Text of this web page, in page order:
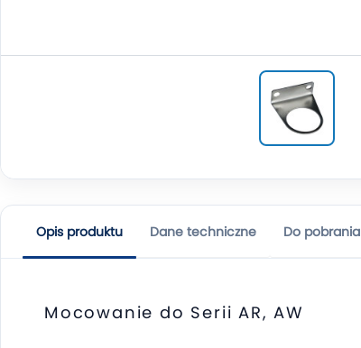
Opis produktu Dane techniczne Do pobrania
Mocowanie do Serii AR, AW